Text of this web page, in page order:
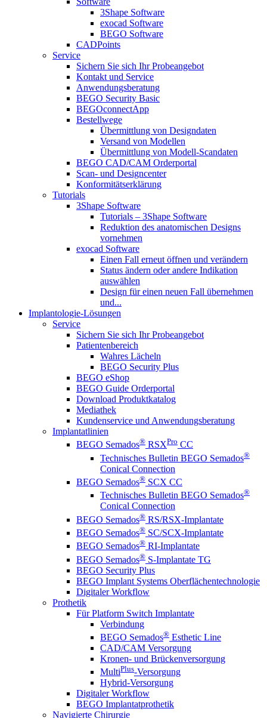
3Shape Software
exocad Software
BEGO Software
CADPoints
Service
Sichern Sie sich Ihr Probeangebot
Kontakt und Service
Anwendungsberatung
BEGO Security Basic
BEGOconnectApp
Bestellwege
Übermittlung von Designdaten
Versand von Modellen
Übermittlung von Modell-Scandaten
BEGO CAD/CAM Orderportal
Scan- und Designcenter
Konformitätserklärung
Tutorials
3Shape Software
Tutorials – 3Shape Software
Reduktion des anatomischen Designs
vornehmen
exocad Software
Einen Fall erneut öffnen und verändern
Status ändern oder andere Indikation
auswählen
Design für einen neuen Fall übernehmen
und...
Implantologie-Lösungen
Service
Sichern Sie sich Ihr Probeangebot
Patientenbereich
Wahres Lächeln
BEGO Security Plus
BEGO eShop
BEGO Guide Orderportal
Download Produktkatalog
Mediathek
Kundenservice und Anwendungsberatung
Implantatlinien
BEGO Semados® RSXPro CC
Technisches Bulletin BEGO Semados®
Conical Connection
BEGO Semados® SCX CC
Technisches Bulletin BEGO Semados®
Conical Connection
BEGO Semados® RS/RSX-Implantate
BEGO Semados® SC/SCX-Implantate
BEGO Semados® RI-Implantate
BEGO Semados® S-Implantate TG
BEGO Security Plus
BEGO Implant Systems Oberflächentechnologie
Digitaler Workflow
Prothetik
Für Platform Switch Implantate
Verbindung
BEGO Semados® Esthetic Line
CAD/CAM Versorgung
Kronen- und Brückenversorgung
MultiPlus-Versorgung
Hybrid-Versorgung
Digitaler Workflow
BEGO Implantatprothetik
Navigierte Chirurgie